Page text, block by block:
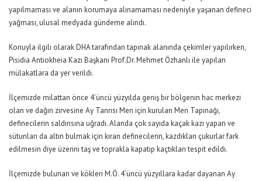
yapılmaması ve alanın korumaya alınamaması nedeniyle yaşanan defineci
yağması, ulusal medyada gündeme alındı.
Konuyla ilgili olarak DHA tarafından tapınak alanında çekimler yapılırken,
Pisidia Antiokheia Kazı Başkanı Prof.Dr. Mehmet Özhanlı ile yapılan
mülakatlara da yer verildi.
İlçemizde milattan önce 4’üncü yüzyılda geniş bir bölgenin hac merkezi
olan ve dağın zirvesine Ay Tanrısı Men için kurulan Men Tapınağı,
definecilerin saldırısına uğradı. Alanda çok sayıda kaçak kazı yapan ve
sütunları da altın bulmak için kıran definecilerin, kazdıkları çukurlar fark
edilmesin diye üzerini taş ve toprakla kapatıp kaçtıkları tespit edildi.
İlçemizde bulunan ve kökleri M.Ö. 4’üncü yüzyıllara kadar dayanan Ay